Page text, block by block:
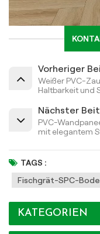
Vorheriger
Weißer PVC-
Haltbarkeit und
Nächster
PVC-
mit elegantem
TAGS :
Fischgrät-SPC-
KATEGORIEN